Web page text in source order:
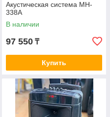
Акустическая система MH-
338A
В наличии
97 550 ₸
Купить